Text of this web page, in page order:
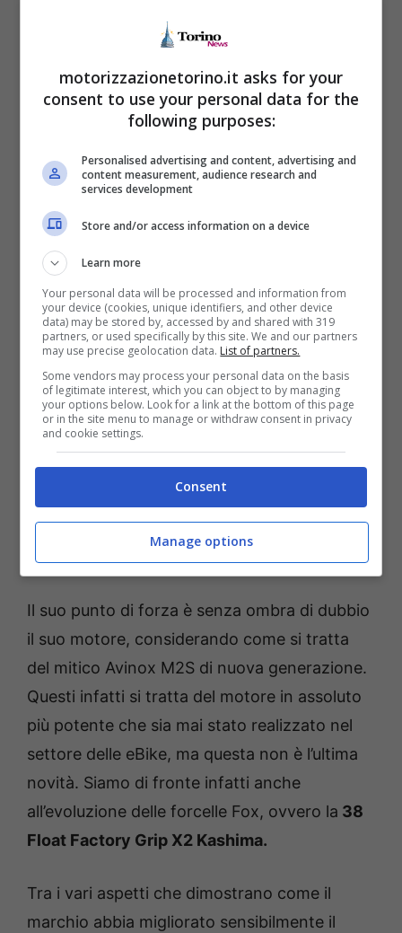
eBike più potente di tutte
Non è di certo una novità assoluta quella di
Olympia,considerando infatti come l’azienda
avesse già presentato la sua stupenda
Hektonnel 2025 in occasione del grande
evento diEurobike.Ora però è tempo di
presentarla a tutti gli effetti, con questa due
ruote che si tratta di una stupenda e-mtb da
enduro, con una serie di migliorie
tecnologiche straordinarie.
Olympia Hekton: arriva la eBike più potente di tutte
(Olympia Press Media – motorizzazionetorino.it)
Il suo punto di forza è senza ombra di dubbio
il suo motore, considerando come si tratta
del mitico Avinox M2S di nuova generazione.
Questi infatti si tratta del motore in assoluto
più potente che sia mai stato realizzato nel
settore delle eBike, ma questa non è l’ultima
novità. Siamo di fronte infatti anche
all’evoluzione delle forcelle Fox, ovvero la 38
Float Factory Grip X2 Kashima.
Tra i vari aspetti che dimostrano come il
marchio abbia migliorato sensibilmente il
motorizzazionetorino.it asks for your
consent to use your personal data for the
following purposes:
Personalised advertising and content, advertising and
content measurement, audience research and
services development
Store and/or access information on a device
Learn more
Your personal data will be processed and information from
your device (cookies, unique identifiers, and other device
data) may be stored by, accessed by and shared with 319
partners, or used specifically by this site. We and our partners
may use precise geolocation data. List of partners.
Some vendors may process your personal data on the basis
of legitimate interest, which you can object to by managing
your options below. Look for a link at the bottom of this page
or in the site menu to manage or withdraw consent in privacy
and cookie settings.
Consent
Manage options